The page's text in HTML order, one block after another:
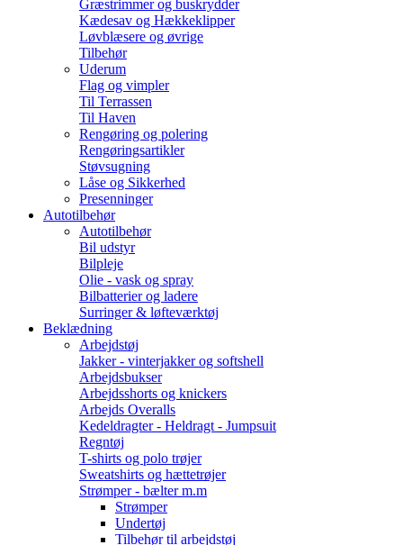
Græstrimmer og buskrydder
Kædesav og Hækkeklipper
Løvblæsere og øvrige
Tilbehør
Uderum
Flag og vimpler
Til Terrassen
Til Haven
Rengøring og polering
Rengøringsartikler
Støvsugning
Låse og Sikkerhed
Presenninger
Autotilbehør
Autotilbehør
Bil udstyr
Bilpleje
Olie - vask og spray
Bilbatterier og ladere
Surringer & løfteværktøj
Beklædning
Arbejdstøj
Jakker - vinterjakker og softshell
Arbejdsbukser
Arbejdsshorts og knickers
Arbejds Overalls
Kedeldragter - Heldragt - Jumpsuit
Regntøj
T-shirts og polo trøjer
Sweatshirts og hættetrøjer
Strømper - bælter m.m
Strømper
Undertøj
Tilbehør til arbejdstøj